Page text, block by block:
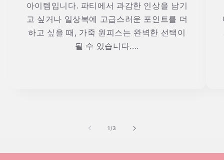
아이템입니다. 파티에서 과감한 인상을 남기
고 싶거나 일상복에 고급스러운 포인트를 더
하고 싶을 때, 가죽 원피스는 완벽한 선택이
될 수 있습니다....
1/의
3